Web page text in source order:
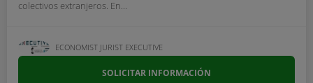
colectivos extranjeros. En...
ECONOMIST JURIST EXECUTIVE
SOLICITAR INFORMACIÓN